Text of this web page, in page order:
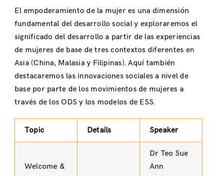
El empoderamiento de la mujer es una dimensión
fundamental del desarrollo social y exploraremos el
significado del desarrollo a partir de las experiencias
de mujeres de base de tres contextos diferentes en
Asia (China, Malasia y Filipinas). Aquí también
destacaremos las innovaciones sociales a nivel de
base por parte de los movimientos de mujeres a
través de los ODS y los modelos de ESS.
Topic Details Speaker
Welcome &
Dr Teo Sue
Ann